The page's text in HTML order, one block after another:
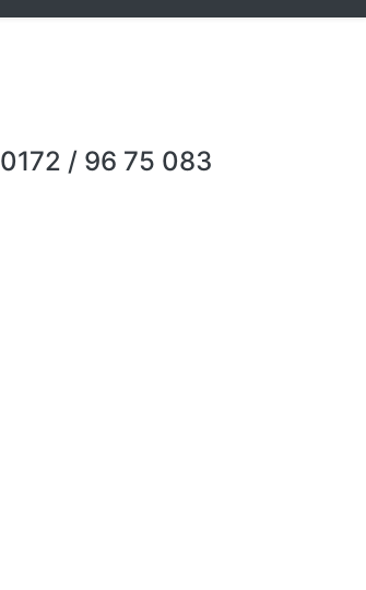
0172 / 96 75 083